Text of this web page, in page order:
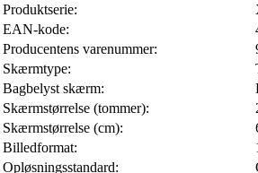
Produktserie:
EAN-kode:
Producentens varenummer:
Skærmtype:
Bagbelyst skærm:
Skærmstørrelse (tommer):
Skærmstørrelse (cm):
Billedformat:
Opløsningsstandard: